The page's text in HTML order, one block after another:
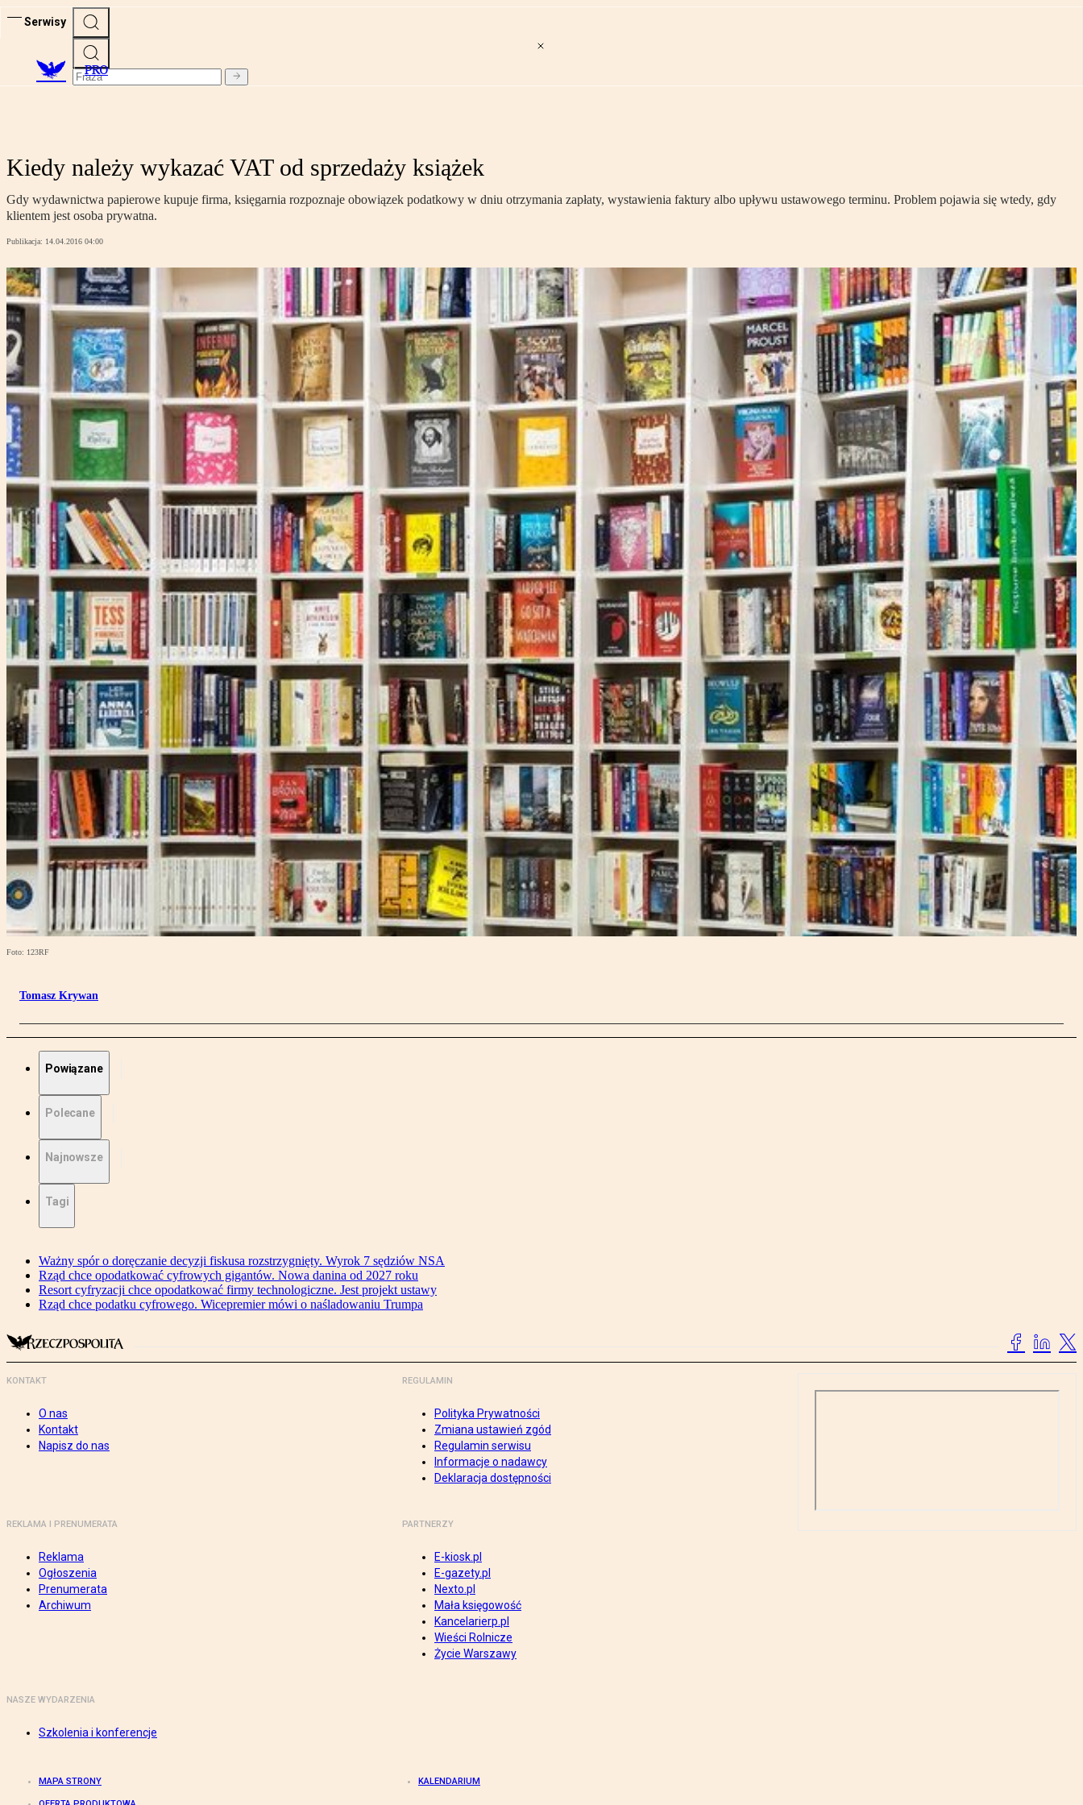
Serwisy
PRO
Kiedy należy wykazać VAT od sprzedaży książek
Gdy wydawnictwa papierowe kupuje firma, księgarnia rozpoznaje obowiązek podatkowy w dniu otrzymania zapłaty, wystawienia faktury albo upływu ustawowego terminu. Problem pojawia się wtedy, gdy
klientem jest osoba prywatna.
Publikacja: 14.04.2016 04:00
Foto: 123RF
Tomasz Krywan
Powiązane
Polecane
Najnowsze
Tagi
Ważny spór o doręczanie decyzji fiskusa rozstrzygnięty. Wyrok 7 sędziów NSA
Rząd chce opodatkować cyfrowych gigantów. Nowa danina od 2027 roku
Resort cyfryzacji chce opodatkować firmy technologiczne. Jest projekt ustawy
Rząd chce podatku cyfrowego. Wicepremier mówi o naśladowaniu Trumpa
KONTAKT
O nas
Kontakt
Napisz do nas
REGULAMIN
Polityka Prywatności
Zmiana ustawień zgód
Regulamin serwisu
Informacje o nadawcy
Deklaracja dostępności
REKLAMA I PRENUMERATA
Reklama
Ogłoszenia
Prenumerata
Archiwum
PARTNERZY
E-kiosk.pl
E-gazety.pl
Nexto.pl
Mała księgowość
Kancelarierp.pl
Wieści Rolnicze
Życie Warszawy
NASZE WYDARZENIA
Szkolenia i konferencje
MAPA STRONY KALENDARIUM